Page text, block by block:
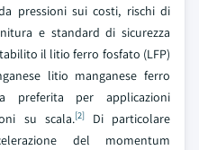
pressioni sui costi, rischi di
e standard di sicurezza
il litio ferro fosfato (LFP)
litio manganese ferro
preferita per applicazioni
su scala.[2]Di particolare
del momentum